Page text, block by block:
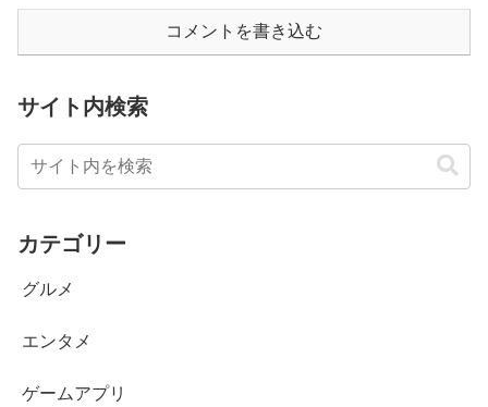
コメントを書き込む
サイト内検索
カテゴリー
グルメ
エンタメ
ゲームアプリ